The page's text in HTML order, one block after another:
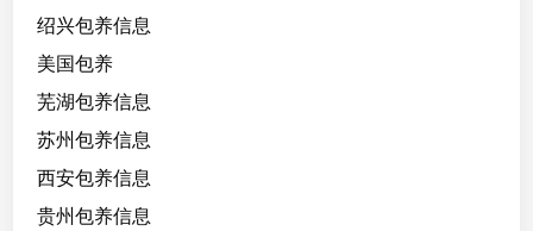
绍兴包养信息
美国包养
芜湖包养信息
苏州包养信息
西安包养信息
贵州包养信息